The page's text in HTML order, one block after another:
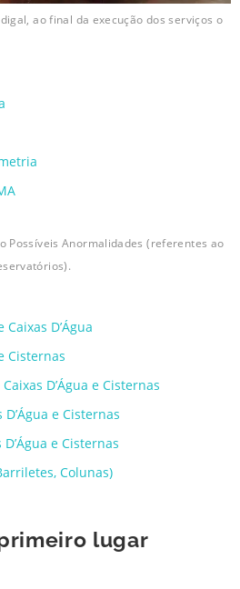
ao final da execução dos serviços o
Possíveis Anormalidades (referentes ao
D’Água
Cisternas
D’Água e Cisternas
e Cisternas
e Cisternas
Colunas)
lugar